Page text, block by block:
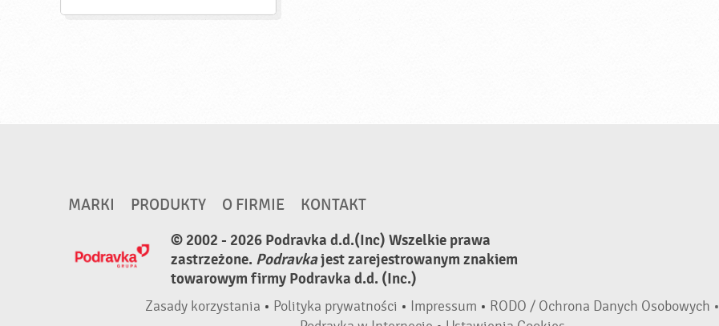
MARKI PRODUKTY O FIRMIE
KONTAKT
© 2002 - 2026 Podravka d.d.(Inc) Wszelkie prawa
zastrzeżone. Podravkajest zarejestrowanym znakiem
towarowym firmy Podravka d.d. (Inc.)
Zasady korzystania • Polityka prywatności • Impressum • RODO / Ochrona Danych Osobowych •